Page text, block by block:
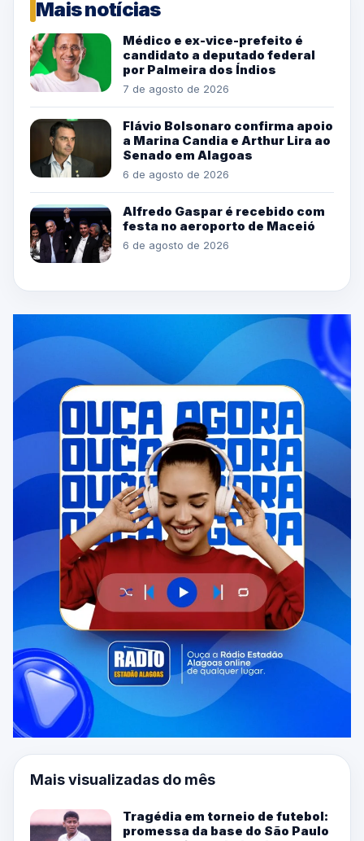
Mais notícias
Médico e ex-vice-prefeito é
candidato a deputado federal
por Palmeira dos Índios
7 de agosto de 2026
Flávio Bolsonaro confirma apoio
a Marina Candia e Arthur Lira ao
Senado em Alagoas
6 de agosto de 2026
Alfredo Gaspar é recebido com
festa no aeroporto de Maceió
6 de agosto de 2026
Mais visualizadas do mês
Tragédia em torneio de futebol:
promessa da base do São Paulo